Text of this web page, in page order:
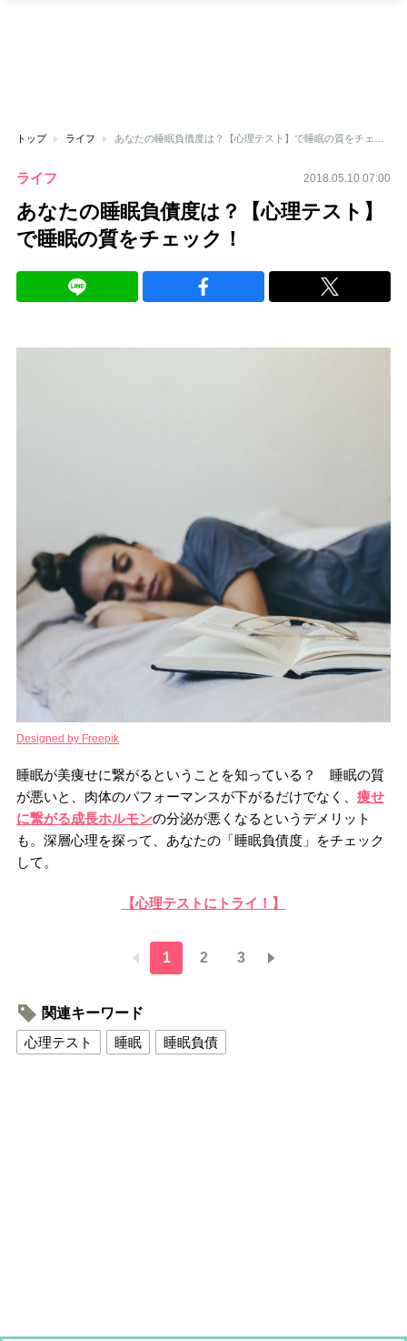
トップ ライフ
ライフ 2018.05.10 07:00
あなたの睡眠負債度は？【心理テスト】
で睡眠の質をチェック！
Designed by Freepik
睡眠が美痩せに繋がるということを知っている？ 睡眠の質
が悪いと、肉体のパフォーマンスが下がるだけでなく、 痩せ
に繋がる成長ホルモンの分泌が悪くなるというデメリット
も。深層心理を探って、あなたの「睡眠負債度」をチェック
して。
【心理テストにトライ！】
1 2 3
関連キーワード
心理テスト
睡眠 睡眠負債